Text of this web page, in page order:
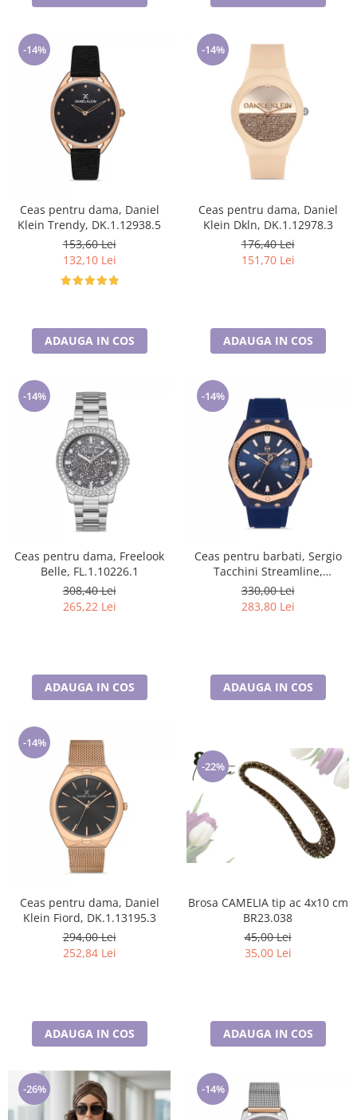
-14%
Ceas pentru dama, Daniel
Klein Trendy, DK.1.12938.5
153,60 Lei
132,10 Lei
ADAUGA IN COS
-14%
Ceas pentru dama, Daniel
Klein Dkln, DK.1.12978.3
176,40 Lei
151,70 Lei
ADAUGA IN COS
-14%
Ceas pentru dama, Freelook
Belle, FL.1.10226.1
308,40 Lei
265,22 Lei
ADAUGA IN COS
-14%
Ceas pentru barbati, Sergio
Tacchini Streamline,
ST.1.10197.4
330,00 Lei
283,80 Lei
ADAUGA IN COS
-14%
Ceas pentru dama, Daniel
Klein Fiord, DK.1.13195.3
294,00 Lei
252,84 Lei
ADAUGA IN COS
-22%
Brosa CAMELIA tip ac 4x10 cm
BR23.038
45,00 Lei
35,00 Lei
ADAUGA IN COS
-26% -14%